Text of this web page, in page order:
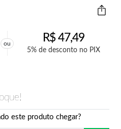
ou R$47,49
5% de desconto no PIX
este produto chegar?